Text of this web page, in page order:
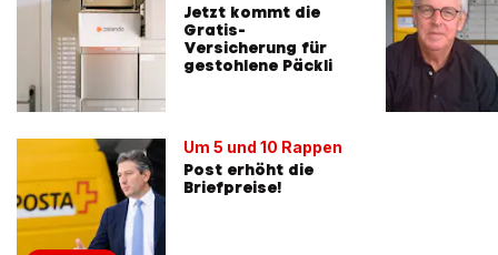
Jetzt kommt die
Gratis-
Versicherung für
gestohlene Päckli
Um 5 und 10 Rappen
Post erhöht die
Briefpreise!